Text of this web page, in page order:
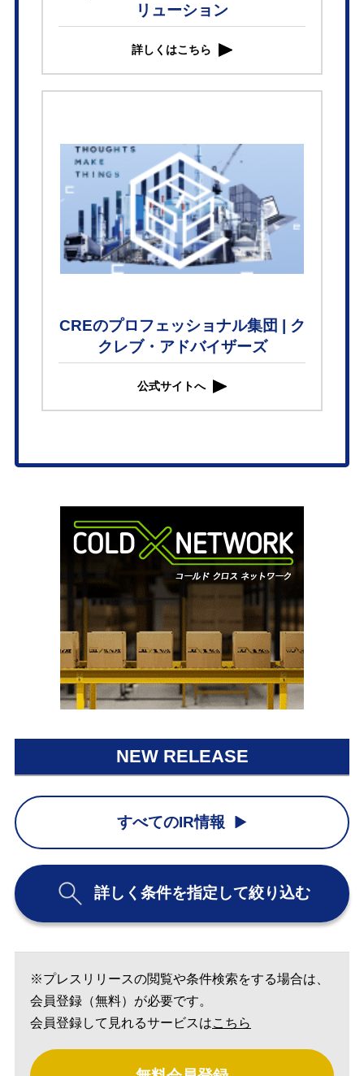
リューション
詳しくはこちら
CREのプロフェッショナル集団 | ク
クレブ・アドバイザーズ
公式サイトへ
NEW RELEASE
すべてのIR情報
詳しく条件を指定して絞り込む
※プレスリリースの閲覧や条件検索をする場合は、
会員登録（無料）が必要です。
会員登録して見れるサービスはこちら